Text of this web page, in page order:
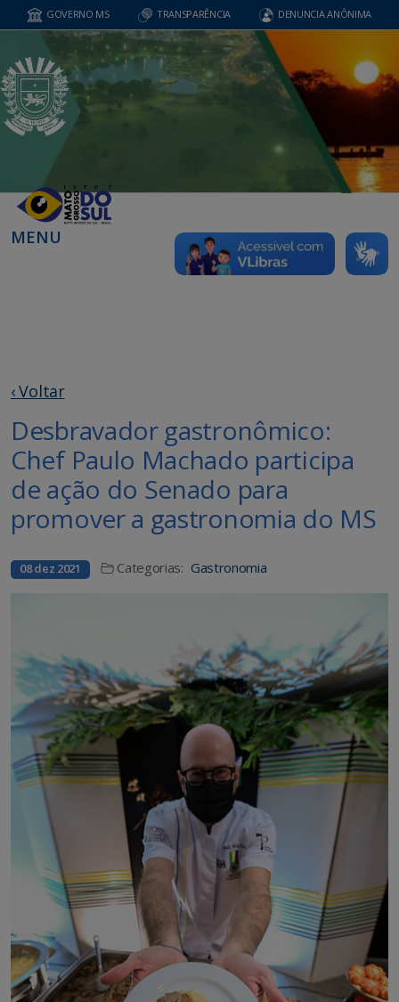
GOVERNO MS TRANSPARÊNCIA DENUNCIA ANÔNIMA
MENU
‹ Voltar
Desbravador gastronômico:
Chef Paulo Machado participa
de ação do Senado para
promover a gastronomia do MS
08 dez 2021 Categorias: Gastronomia